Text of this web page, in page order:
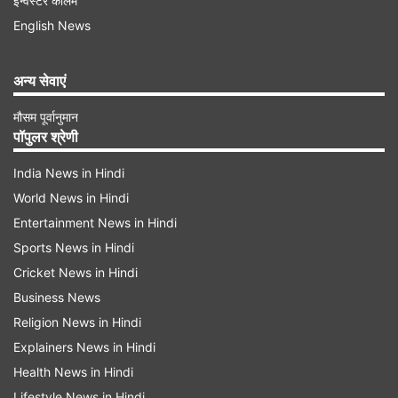
घूमने की जगह: नक्की झील, सनसेट पॉइंट, दिलवाड़ा जैन
मंदिर
English News
अन्य सेवाएं
मौसम पूर्वानुमान
पॉपुलर श्रेणी
India News in Hindi
World News in Hindi
Entertainment News in Hindi
Sports News in Hindi
Cricket News in Hindi
Business News
Religion News in Hindi
Explainers News in Hindi
Health News in Hindi